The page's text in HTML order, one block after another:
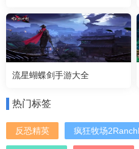
流星蝴蝶剑手游大全
热门标签
反恐精英 疯狂牧场